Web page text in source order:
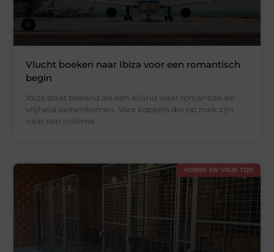
Vlucht boeken naar Ibiza voor een romantisch
begin
Ibiza staat bekend als een eiland waar romantiek en
vrijheid samenkomen. Voor koppels die op zoek zijn
naar een intieme
HOBBY EN VRIJE TIJD